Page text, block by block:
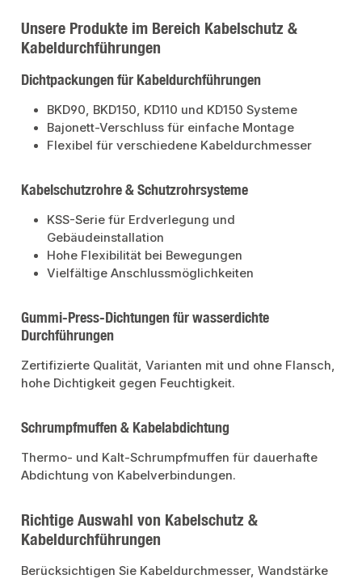
Unsere Produkte im Bereich Kabelschutz &
Kabeldurchführungen
Dichtpackungen für Kabeldurchführungen
BKD90, BKD150, KD110 und KD150 Systeme
Bajonett-Verschluss für einfache Montage
Flexibel für verschiedene Kabeldurchmesser
Kabelschutzrohre & Schutzrohrsysteme
KSS-Serie für Erdverlegung und
Gebäudeinstallation
Hohe Flexibilität bei Bewegungen
Vielfältige Anschlussmöglichkeiten
Gummi-Press-Dichtungen für wasserdichte
Durchführungen
Zertifizierte Qualität, Varianten mit und ohne Flansch,
hohe Dichtigkeit gegen Feuchtigkeit.
Schrumpfmuffen & Kabelabdichtung
Thermo- und Kalt-Schrumpfmuffen für dauerhafte
Abdichtung von Kabelverbindungen.
Richtige Auswahl von Kabelschutz &
Kabeldurchführungen
Berücksichtigen Sie Kabeldurchmesser, Wandstärke